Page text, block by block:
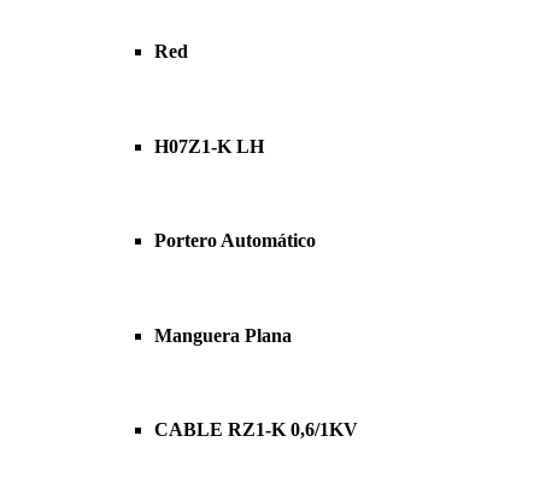
Red
H07Z1-K LH
Portero Automático
Manguera Plana
CABLE RZ1-K 0,6/1KV